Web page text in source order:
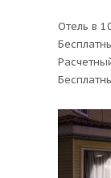
Отель в